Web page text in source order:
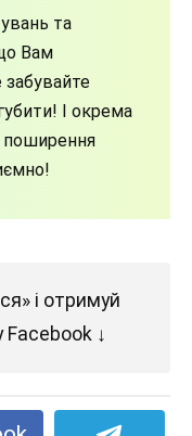
та
Вам
І окрема
поширення
і отримуй
Facebook ↓